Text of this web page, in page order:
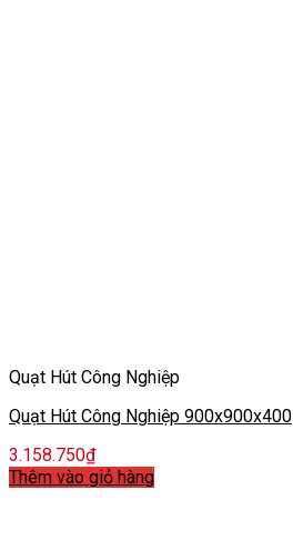
Quạt Hút Công Nghiệp
Quạt Hút Công Nghiệp 900x900x400
3.158.750₫
Thêm vào giỏ hàng